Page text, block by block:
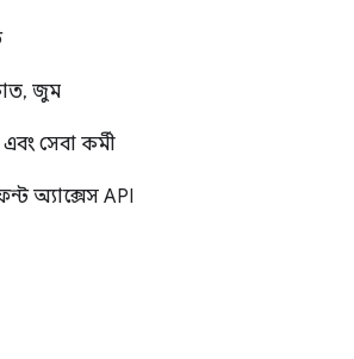
জুম
সেবা কর্মী
অ্যাক্সেস API